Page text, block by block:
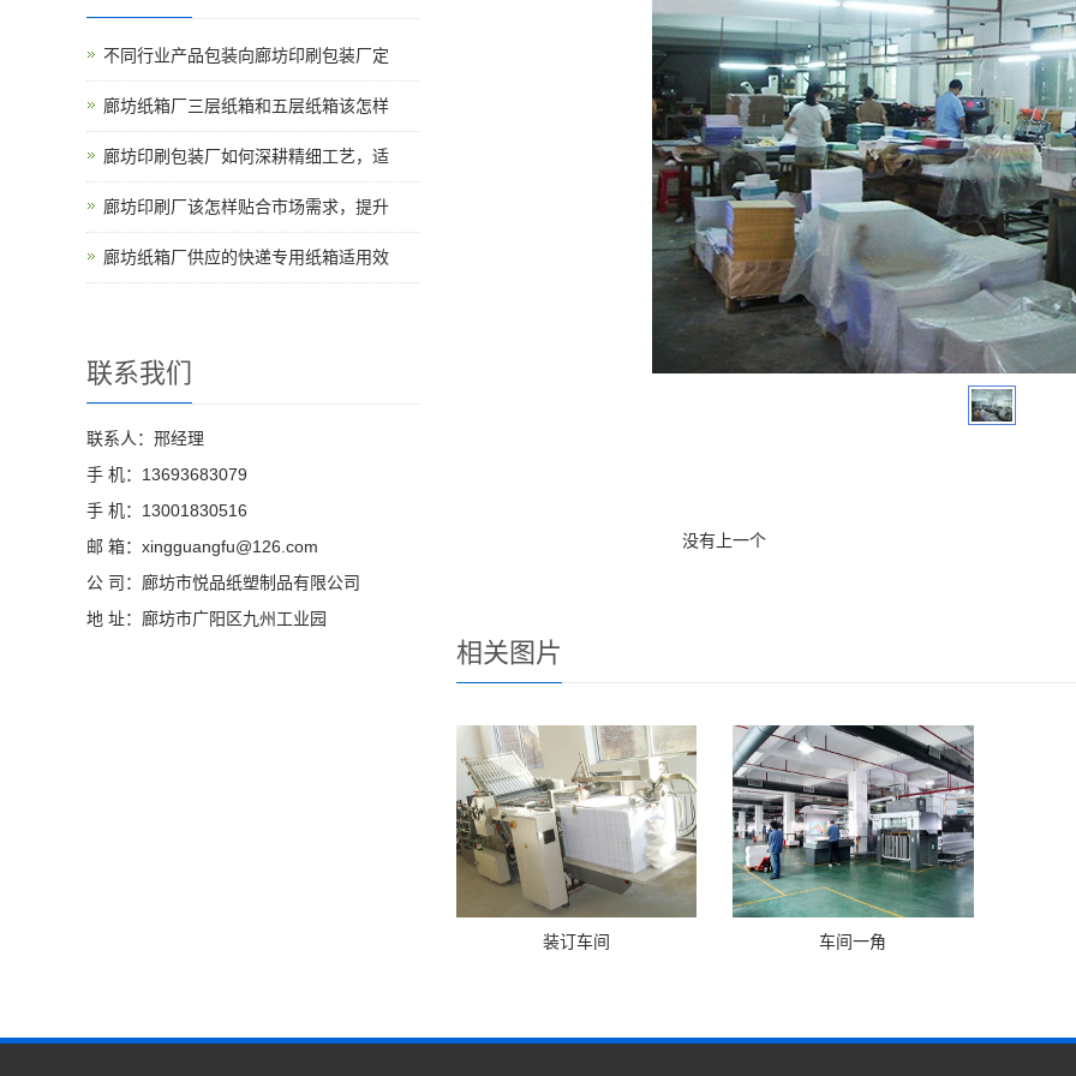
没有上一个
相关图片
装订车间 车间一角
不同行业产品包装向廊坊印刷包装厂定
廊坊纸箱厂三层纸箱和五层纸箱该怎样
廊坊印刷包装厂如何深耕精细工艺，适
廊坊印刷厂该怎样贴合市场需求，提升
廊坊纸箱厂供应的快递专用纸箱适用效
联系我们
联系人：邢经理
手 机：13693683079
手 机：13001830516
邮 箱：xingguangfu@126.com
公 司：廊坊市悦品纸塑制品有限公司
地 址：廊坊市广阳区九州工业园